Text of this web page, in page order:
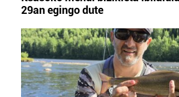
Lortu zure datu pertsonalak
buruzko informazio gehiago eta ezarri
datuen atalean. Edozein unetan alda
zure baimena Cookieen
Webgune honek cookie propioak eta
29an egingo dute